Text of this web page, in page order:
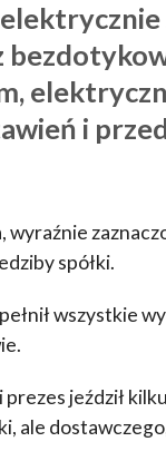
i
wyraźnie
spółki.
wszystkie
jeździł
ale